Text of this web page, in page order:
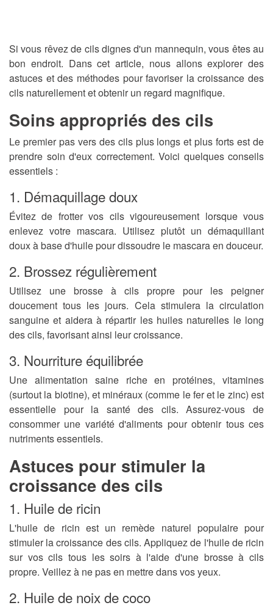
Si vous rêvez de cils dignes d'un mannequin, vous êtes au
bon endroit. Dans cet article, nous allons explorer des
astuces et des méthodes pour favoriser la croissance des
cils naturellement et obtenir un regard magnifique.
Soins appropriés des cils
Le premier pas vers des cils plus longs et plus forts est de
prendre soin d'eux correctement. Voici quelques conseils
essentiels :
1. Démaquillage doux
Évitez de frotter vos cils vigoureusement lorsque vous
enlevez votre mascara. Utilisez plutôt un démaquillant
doux à base d'huile pour dissoudre le mascara en douceur.
2. Brossez régulièrement
Utilisez une brosse à cils propre pour les peigner
doucement tous les jours. Cela stimulera la circulation
sanguine et aidera à répartir les huiles naturelles le long
des cils, favorisant ainsi leur croissance.
3. Nourriture équilibrée
Une alimentation saine riche en protéines, vitamines
(surtout la biotine), et minéraux (comme le fer et le zinc) est
essentielle pour la santé des cils. Assurez-vous de
consommer une variété d'aliments pour obtenir tous ces
nutriments essentiels.
Astuces pour stimuler la
croissance des cils
1. Huile de ricin
L'huile de ricin est un remède naturel populaire pour
stimuler la croissance des cils. Appliquez de l'huile de ricin
sur vos cils tous les soirs à l'aide d'une brosse à cils
propre. Veillez à ne pas en mettre dans vos yeux.
2. Huile de noix de coco